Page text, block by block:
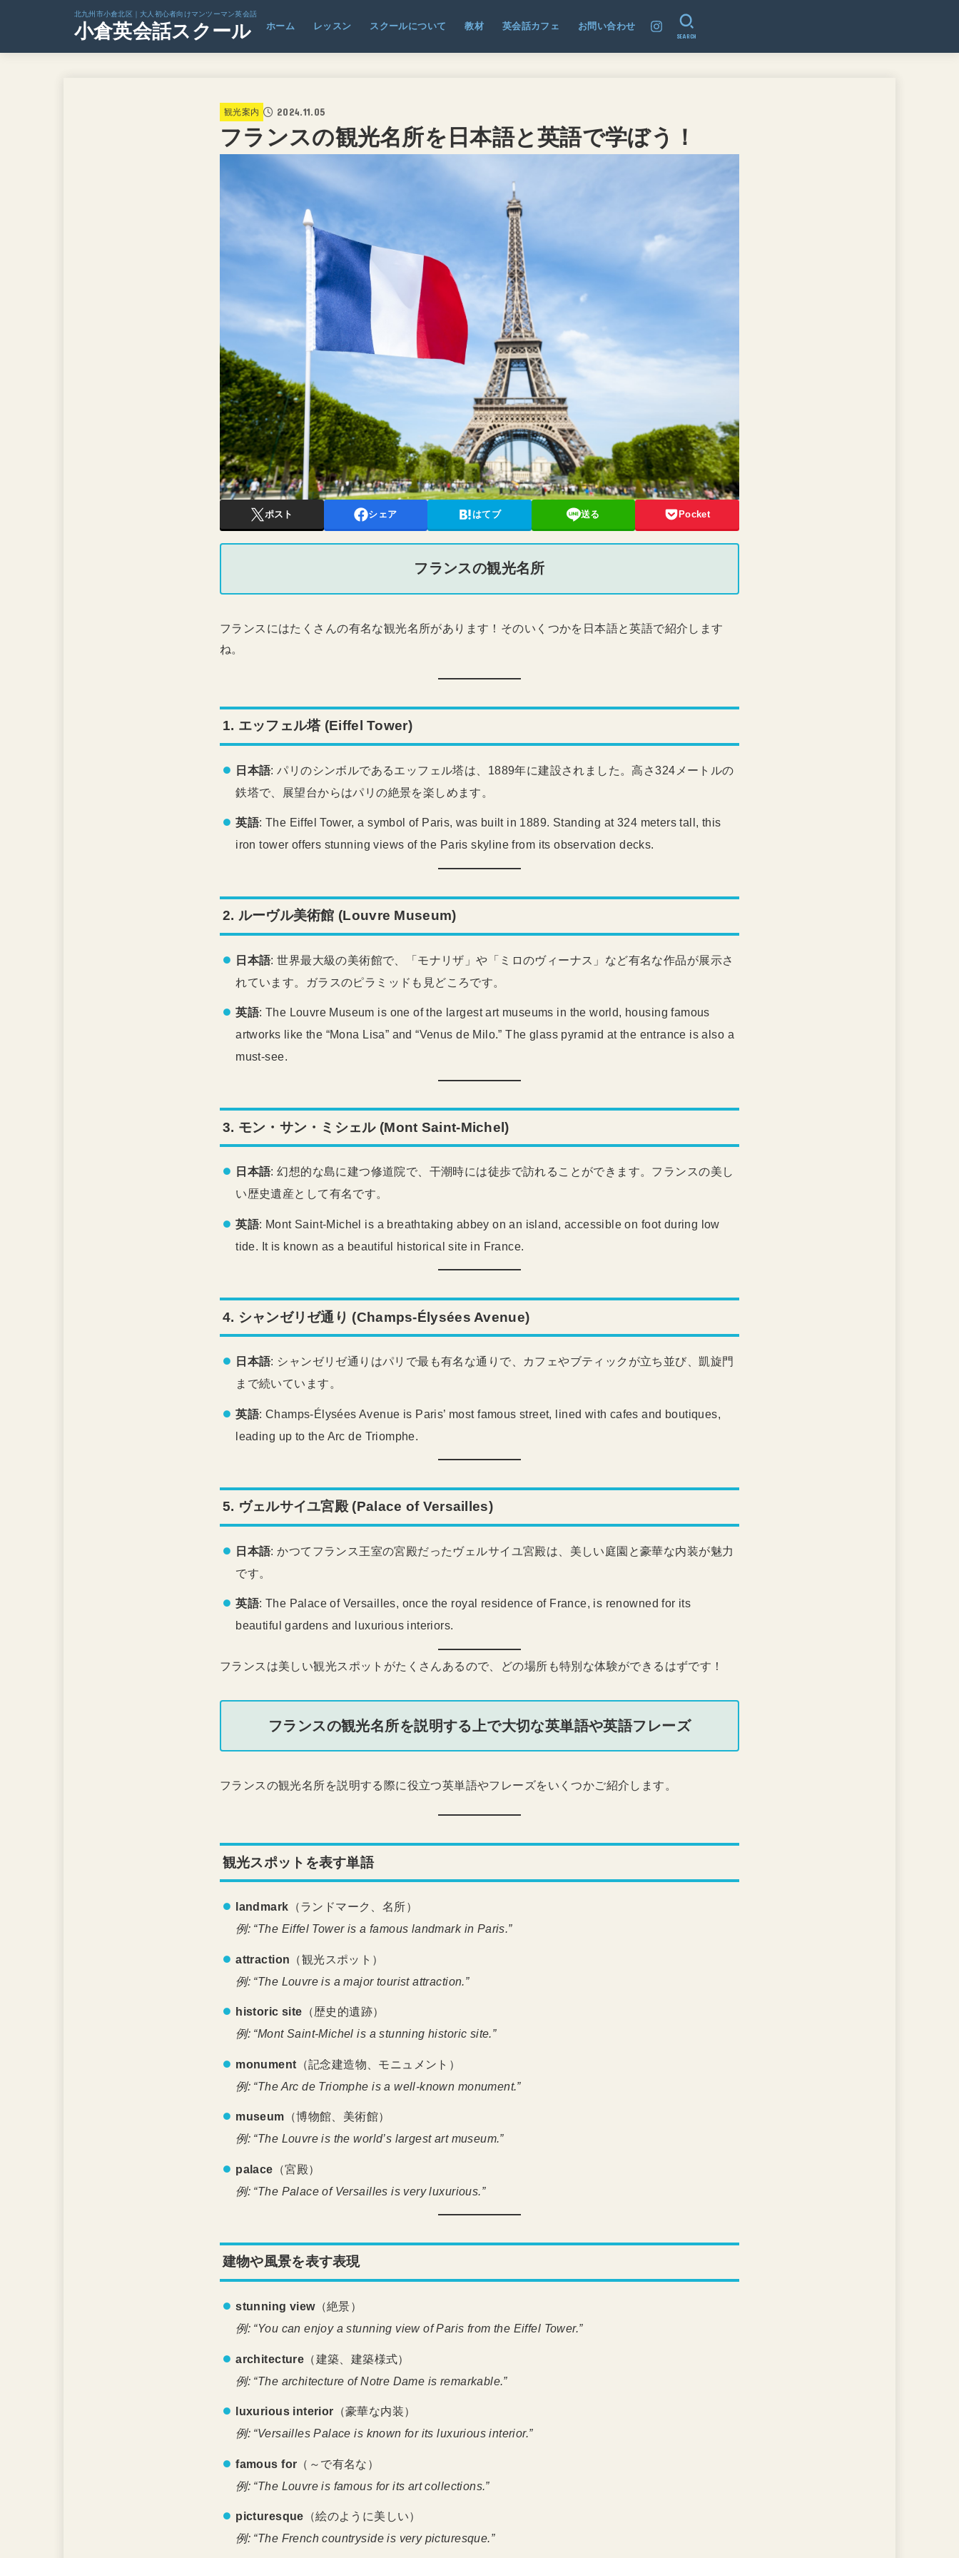
北九州市小倉北区｜大人初心者向けマンツーマン英会話
小倉英会話スクール ホーム レッスン スクールについて 教材 英会話カフェ お問い合わせ
SEARCH
観光案内 2024.11.05
フランスの観光名所を日本語と英語で学ぼう！
ポスト シェア はてブ 送る Pocket
フランスの観光名所
フランスにはたくさんの有名な観光名所があります！そのいくつかを日本語と英語で紹介します
ね。
1. エッフェル塔 (Eiffel Tower)
日本語: パリのシンボルであるエッフェル塔は、1889年に建設されました。高さ324メートルの
鉄塔で、展望台からはパリの絶景を楽しめます。
英語: The Eiffel Tower, a symbol of Paris, was built in 1889. Standing at 324 meters tall, this
iron tower offers stunning views of the Paris skyline from its observation decks.
2. ルーヴル美術館 (Louvre Museum)
日本語: 世界最大級の美術館で、「モナリザ」や「ミロのヴィーナス」など有名な作品が展示さ
れています。ガラスのピラミッドも見どころです。
英語: The Louvre Museum is one of the largest art museums in the world, housing famous
artworks like the “Mona Lisa” and “Venus de Milo.” The glass pyramid at the entrance is also a
must-see.
3. モン・サン・ミシェル (Mont Saint-Michel)
日本語: 幻想的な島に建つ修道院で、干潮時には徒歩で訪れることができます。フランスの美し
い歴史遺産として有名です。
英語: Mont Saint-Michel is a breathtaking abbey on an island, accessible on foot during low
tide. It is known as a beautiful historical site in France.
4. シャンゼリゼ通り (Champs-Élysées Avenue)
日本語: シャンゼリゼ通りはパリで最も有名な通りで、カフェやブティックが立ち並び、凱旋門
まで続いています。
英語: Champs-Élysées Avenue is Paris’ most famous street, lined with cafes and boutiques,
leading up to the Arc de Triomphe.
5. ヴェルサイユ宮殿 (Palace of Versailles)
日本語: かつてフランス王室の宮殿だったヴェルサイユ宮殿は、美しい庭園と豪華な内装が魅力
です。
英語: The Palace of Versailles, once the royal residence of France, is renowned for its
beautiful gardens and luxurious interiors.
フランスは美しい観光スポットがたくさんあるので、どの場所も特別な体験ができるはずです！
フランスの観光名所を説明する上で大切な英単語や英語フレーズ
フランスの観光名所を説明する際に役立つ英単語やフレーズをいくつかご紹介します。
観光スポットを表す単語
landmark （ランドマーク、名所）
例: “The Eiffel Tower is a famous landmark in Paris.”
attraction （観光スポット）
例: “The Louvre is a major tourist attraction.”
historic site （歴史的遺跡）
例: “Mont Saint-Michel is a stunning historic site.”
monument （記念建造物、モニュメント）
例: “The Arc de Triomphe is a well-known monument.”
museum （博物館、美術館）
例: “The Louvre is the world’s largest art museum.”
palace （宮殿）
例: “The Palace of Versailles is very luxurious.”
建物や風景を表す表現
stunning view（絶景）
例: “You can enjoy a stunning view of Paris from the Eiffel Tower.”
architecture （建築、建築様式）
例: “The architecture of Notre Dame is remarkable.”
luxurious interior （豪華な内装）
例: “Versailles Palace is known for its luxurious interior.”
famous for （～で有名な）
例: “The Louvre is famous for its art collections.”
picturesque （絵のように美しい）
例: “The French countryside is very picturesque.”